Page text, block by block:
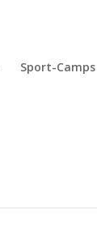
Sport-Camps